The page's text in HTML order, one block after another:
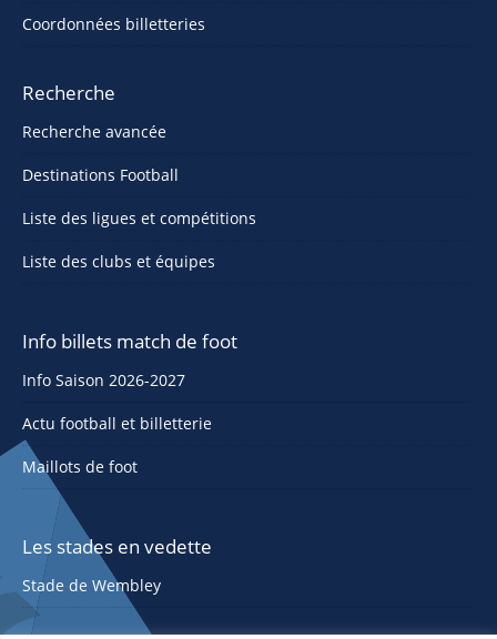
Coordonnées billetteries
Recherche
Recherche avancée
Destinations Football
Liste des ligues et compétitions
Liste des clubs et équipes
Info billets match de foot
Info Saison 2026-2027
Actu football et billetterie
Maillots de foot
Les stades en vedette
Stade de Wembley